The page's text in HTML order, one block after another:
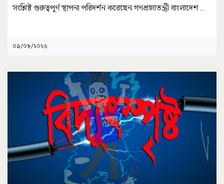
সংশ্লিষ্ট গুরুত্বপূর্ণ স্থাপনা পরিদর্শন করেছেন গণপ্রজাতন্ত্রী বাংলাদেশ...
০৯/০৮/২০২৬